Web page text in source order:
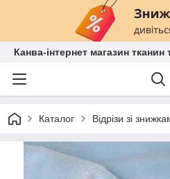
Канва-інтернет магазин тканин
Каталог Відрізи зі